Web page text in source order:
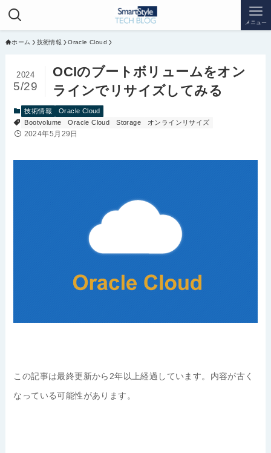
メニュー
ホーム 技術情報 Oracle Cloud
OCIのブートボリュームをオン
ラインでリサイズしてみる
2024
5/29
技術情報
Oracle Cloud
Bootvolume
Oracle Cloud Storage オンラインリサイズ
2024年5月29日
この記事は最終更新から2年以上経過しています。内容が古く
なっている可能性があります。